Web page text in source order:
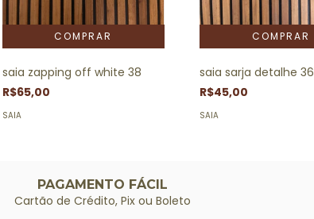
saia zapping off white 38
R$65,00
SAIA
saia sarja detalhe 36
R$45,00
SAIA
PAGAMENTO FÁCIL
Cartão de Crédito, Pix ou Boleto